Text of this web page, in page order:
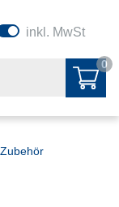
inkl. MwSt
0